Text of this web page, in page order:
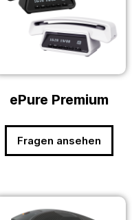
ePure Premium
Fragen ansehen